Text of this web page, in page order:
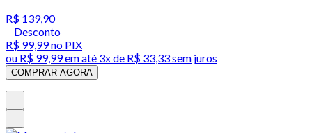
R$ 139,90
Desconto
R$ 99,99no PIX
ou R$ 99,99em até 3x de R$ 33,33 sem juros
COMPRAR AGORA